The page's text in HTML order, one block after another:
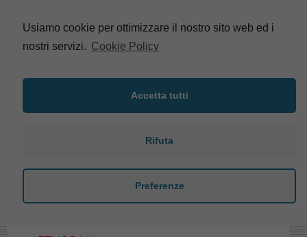
ERGO(1)
ESEDRA(1)
ESSENZA(1)
Usiamo cookie per ottimizzare il nostro sito web ed i
nostri servizi. Cookie Policy
Accetta tutti
Rifuta
Preferenze